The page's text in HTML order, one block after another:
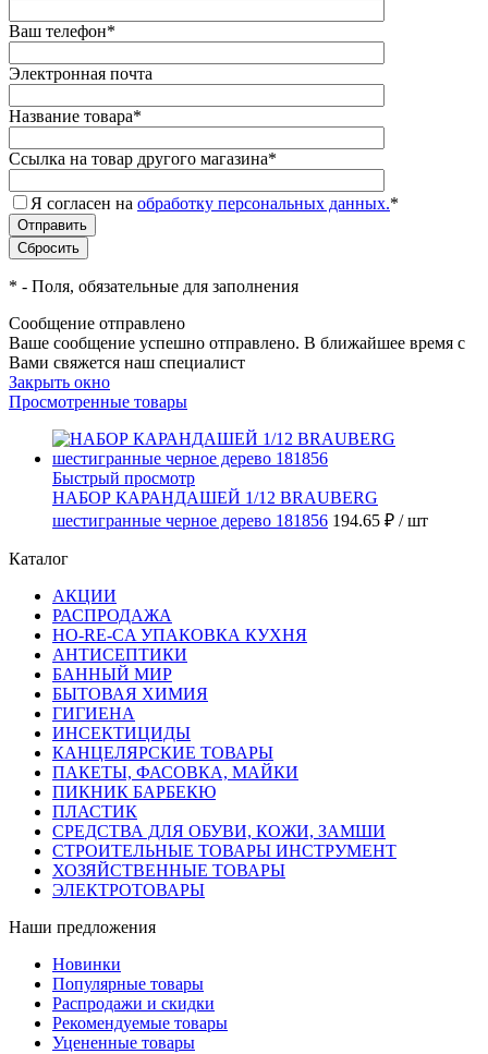
Ваш телефон*
Электронная почта
Название товара*
Ссылка на товар другого магазина*
Я согласен на обработку персональных данных.*
* - Поля, обязательные для заполнения
Сообщение отправлено
Ваше сообщение успешно отправлено. В ближайшее время с
Вами свяжется наш специалист
Закрыть окно
Просмотренные товары
Быстрый просмотр
НАБОР КАРАНДАШЕЙ 1/12 BRAUBERG
шестигранные черное дерево 181856 194.65 ₽ / шт
Каталог
АКЦИИ
РАСПРОДАЖА
HO-RE-CA УПАКОВКА КУХНЯ
АНТИСЕПТИКИ
БАННЫЙ МИР
БЫТОВАЯ ХИМИЯ
ГИГИЕНА
ИНСЕКТИЦИДЫ
КАНЦЕЛЯРСКИЕ ТОВАРЫ
ПАКЕТЫ, ФАСОВКА, МАЙКИ
ПИКНИК БАРБЕКЮ
ПЛАСТИК
СРЕДСТВА ДЛЯ ОБУВИ, КОЖИ, ЗАМШИ
СТРОИТЕЛЬНЫЕ ТОВАРЫ ИНСТРУМЕНТ
ХОЗЯЙСТВЕННЫЕ ТОВАРЫ
ЭЛЕКТРОТОВАРЫ
Наши предложения
Новинки
Популярные товары
Распродажи и скидки
Рекомендуемые товары
Уцененные товары